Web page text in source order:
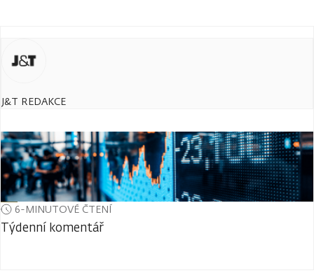
J&T REDAKCE
6-MINUTOVÉ ČTENÍ
Týdenní komentář